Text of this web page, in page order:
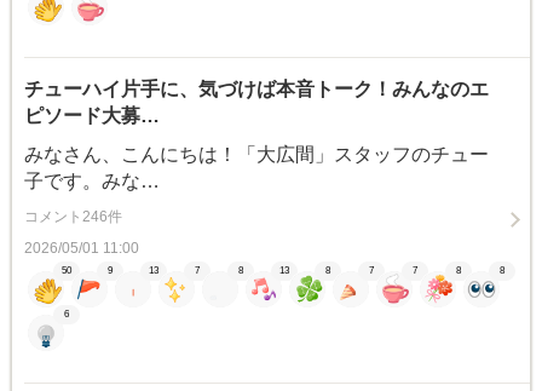
チューハイ片手に、気づけば本音トーク！みんなのエ
ピソード大募…
みなさん、こんにちは！「大広間」スタッフのチュー
子です。みな…
コメント246件
2026/05/01 11:00
50 9 13 7 8 13 8 7 7 8 8
6